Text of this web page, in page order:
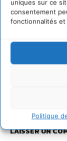
uniques sur ce
consentement
fonctionnalités et
Politique
spécialisés,
public de ceux
http://
LAISSER UN